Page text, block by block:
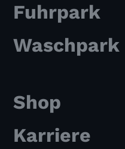
Fuhrpark
Waschpark
Shop
Karriere